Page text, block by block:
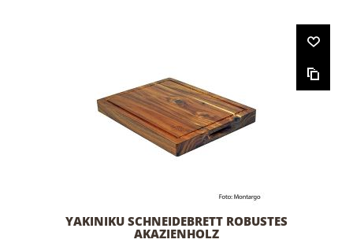
YAKINIKU SCHNEIDEBRETT ROBUSTES
AKAZIENHOLZ